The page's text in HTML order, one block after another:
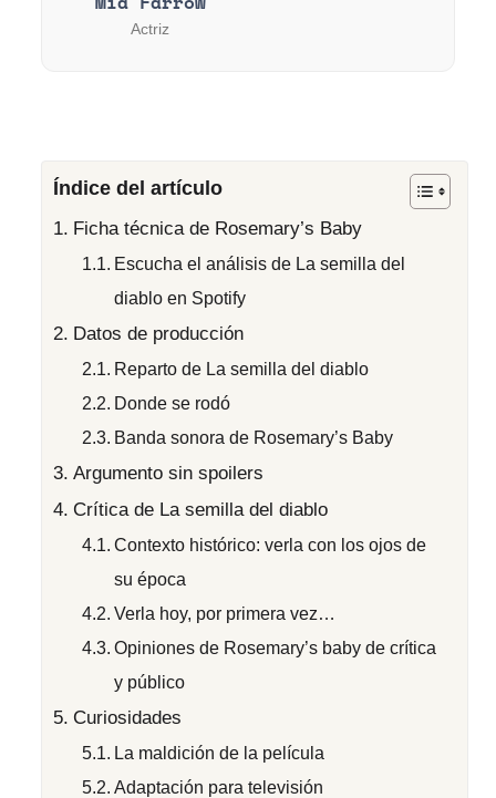
Actriz
Índice del artículo
Ficha técnica de Rosemary’s Baby
Escucha el análisis de La semilla del
diablo en Spotify
Datos de producción
Reparto de La semilla del diablo
Donde se rodó
Banda sonora de Rosemary’s Baby
Argumento sin spoilers
Crítica de La semilla del diablo
Contexto histórico: verla con los ojos de
su época
Verla hoy, por primera vez…
Opiniones de Rosemary’s baby de crítica
y público
Curiosidades
La maldición de la película
Adaptación para televisión